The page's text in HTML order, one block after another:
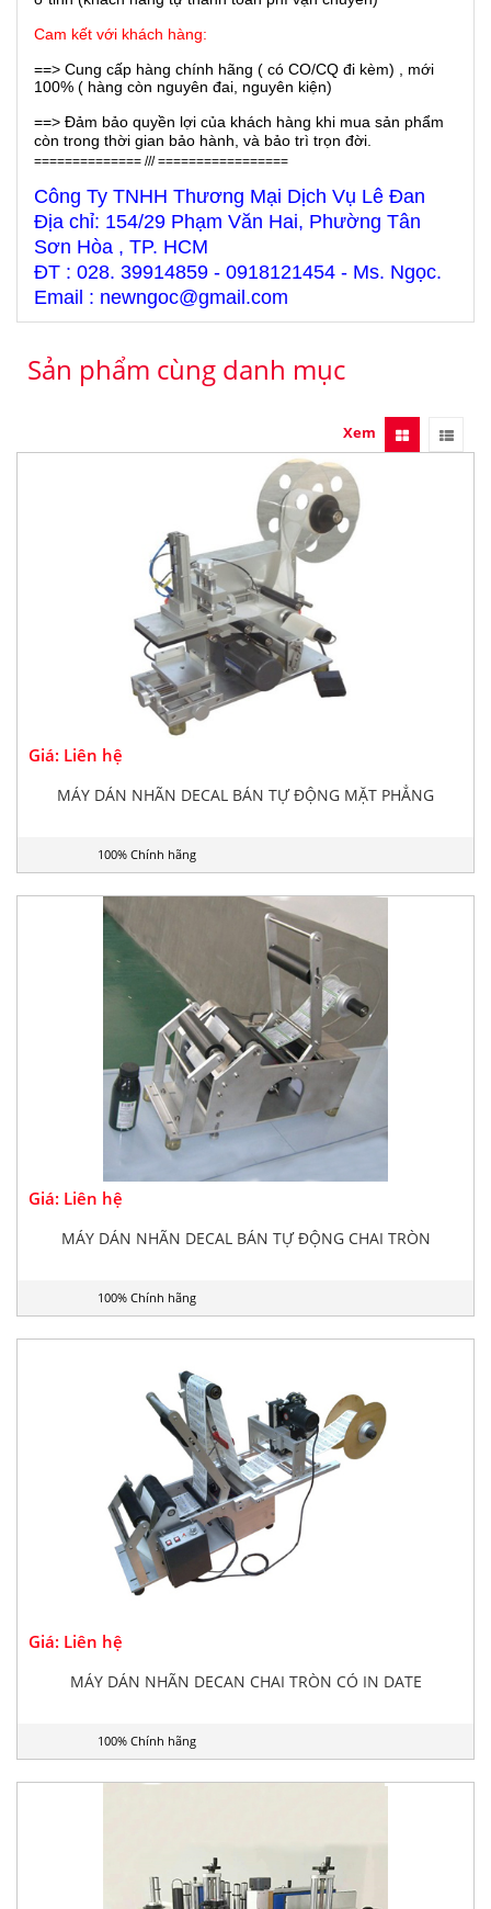
Cam kết với khách hàng:
==> Cung cấp hàng chính hãng ( có CO/CQ đi kèm) , mới
100% ( hàng còn nguyên đai, nguyên kiện)
==> Đảm bảo quyền lợi của khách hàng khi mua sản phẩm
còn trong thời gian bảo hành, và bảo trì trọn đời.
============== /// =================
Công Ty TNHH Thương Mại Dịch Vụ Lê Đan
Địa chỉ: 154/29 Phạm Văn Hai, Phường Tân
Sơn Hòa , TP. HCM
ĐT : 028. 39914859 - 0918121454 - Ms. Ngọc.
Email : newngoc@gmail.com
Sản phẩm cùng danh mục
Xem
Giá: Liên hệ
MÁY DÁN NHÃN DECAL BÁN TỰ ĐỘNG MẶT PHẲNG
100% Chính hãng
Giá: Liên hệ
MÁY DÁN NHÃN DECAL BÁN TỰ ĐỘNG CHAI TRÒN
100% Chính hãng
Giá: Liên hệ
MÁY DÁN NHÃN DECAN CHAI TRÒN CÓ IN DATE
100% Chính hãng